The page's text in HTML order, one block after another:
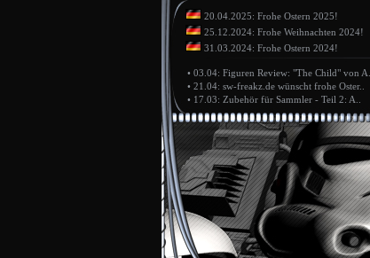
20.04.2025: Frohe Ostern 2025!
25.12.2024: Frohe Weihnachten 2024!
31.03.2024: Frohe Ostern 2024!
• 03.04: Figuren Review: "The Child" von A..
• 21.04: sw-freakz.de wünscht frohe Oster..
• 17.03: Zubehör für Sammler - Teil 2: A..